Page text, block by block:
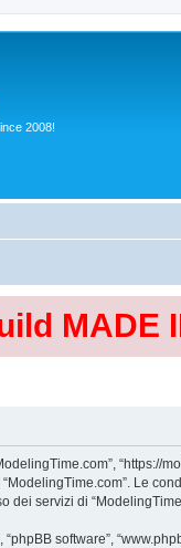
2008!
MADE
Le
servizi di
software”,